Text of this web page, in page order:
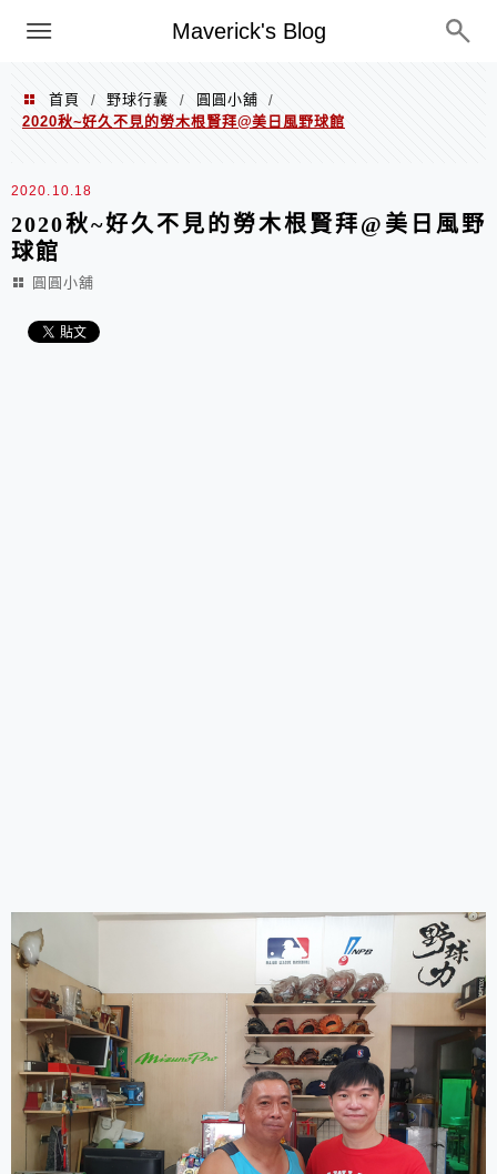
Maverick's Blog
Menu
首頁 / 野球行囊 / 圓圓小舖
/
2020秋~好久不見的勞木根賢拜@美日風野球館
2020.10.18
2020秋~好久不見的勞木根賢拜@美日風野
球館
圓圓小舖